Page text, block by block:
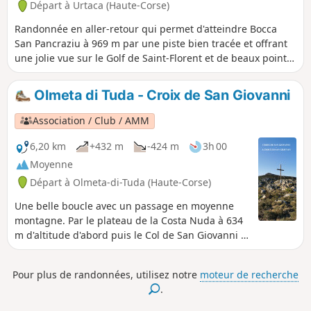
roman nous rappelle l'attachement de
nos ancêtres au sacré.Les passages
fraicheur sous chênaies et
châtaigneraies puis à découvert, les
superbes panoramas complètent
l'attrait de cet itinéraire.Les visites des
villages, riches en monuments du
patrimoine et en artisanat, valent le
détour. Les temps de marche doivent
être réévalués en conséquence.
Parcours formellement déconseillé du
15/07 au 31/10/2026 cf informations
pratiques
Départ à Urtaca (Haute-Corse)
Randonnée en aller-retour qui permet d'atteindre Bocca
San Pancraziu à 969 m par une piste bien tracée et offrant
une jolie vue sur le Golf de Saint-Florent et de beaux points
de vue sur Urtaca et les montagnes environnantes. Pas de
difficulté particulière hormis 3,5 km de montée régulière
pour l'aller. Un panneau au départ indique 2h15 pour
atteindre le lieu. Randonnée peu ombragée.
Olmeta di Tuda - Croix de San Giovanni
Association / Club / AMM
6,20 km
+432 m -424 m
3h 00
Moyenne
Départ à Olmeta-di-Tuda (Haute-Corse)
Une belle boucle avec un passage en moyenne
montagne. Par le plateau de la Costa Nuda à 634
m d'altitude d'abord puis le Col de San Giovanni à
705 m. À ce point du parcours, le randonneur
culminant à 726 m où il fera halte pour apprécier
la beauté des paysages. Points de vue sur les
Pour plus de randonnées, utilisez notre moteur de recherche
.